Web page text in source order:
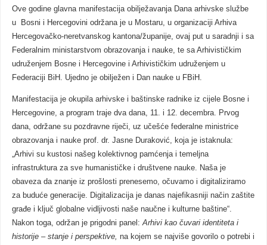
Ove godine glavna manifestacija obilježavanja Dana arhivske službe
u Bosni i Hercegovini održana je u Mostaru, u organizaciji Arhiva
Hercegovačko-neretvanskog kantona/županije, ovaj put u saradnji i sa
Federalnim ministarstvom obrazovanja i nauke, te sa Arhivističkim
udruženjem Bosne i Hercegovine i Arhivističkim udruženjem u
Federaciji BiH. Ujedno je obilježen i Dan nauke u FBiH.
Manifestacija je okupila arhivske i baštinske radnike iz cijele Bosne i
Hercegovine, a program traje dva dana, 11. i 12. decembra. Prvog
dana, održane su pozdravne riječi, uz učešće federalne ministrice
obrazovanja i nauke prof. dr. Jasne Duraković, koja je istaknula:
„Arhivi su kustosi našeg kolektivnog pamćenja i temeljna
infrastruktura za sve humanističke i društvene nauke. Naša je
obaveza da znanje iz prošlosti prenesemo, očuvamo i digitaliziramo
za buduće generacije. Digitalizacija je danas najefikasniji način zaštite
građe i ključ globalne vidljivosti naše naučne i kulturne baštine“.
Nakon toga, održan je prigodni panel: Arhivi kao čuvari identiteta i
historije – stanje i perspektive, na kojem se najviše govorilo o potrebi i